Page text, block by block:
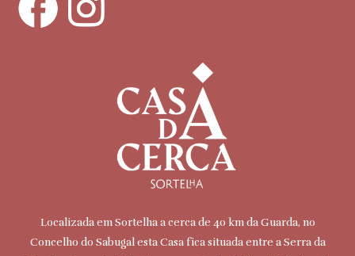
Localizada em Sortelha a cerca de 40 km da Guarda, no
Concelho do Sabugal esta Casa fica situada entre a Serra da